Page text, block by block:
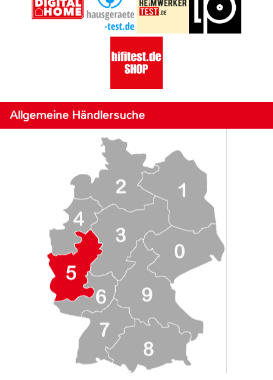
Allgemeine Händlersuche